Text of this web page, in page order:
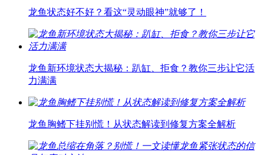
龙鱼状态好不好？看这“灵动眼神”就够了！
龙鱼新环境状态大揭秘：趴缸、拒食？教你三步让它活
力满满
龙鱼胸鳍下挂别慌！从状态解读到修复方案全解析